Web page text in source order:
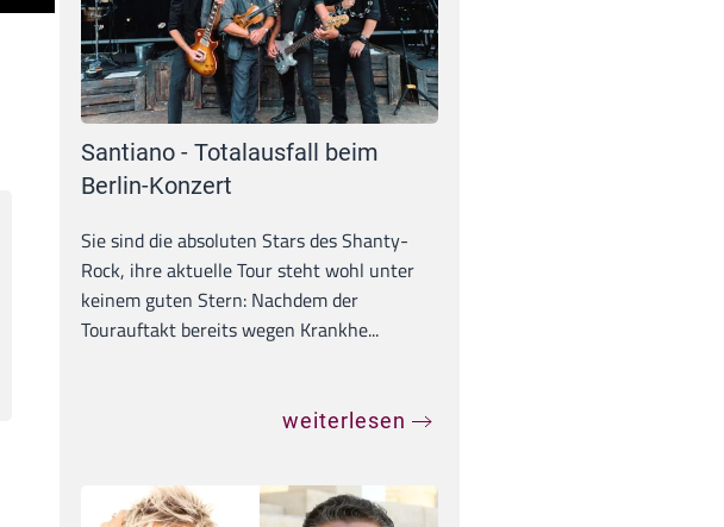
Santiano - Totalausfall beim
Berlin-Konzert
Sie sind die absoluten Stars des Shanty-
Rock, ihre aktuelle Tour steht wohl unter
keinem guten Stern: Nachdem der
Tourauftakt bereits wegen Krankhe...
weiterlesen